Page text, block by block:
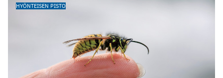
HYÖNTEISEN PISTO